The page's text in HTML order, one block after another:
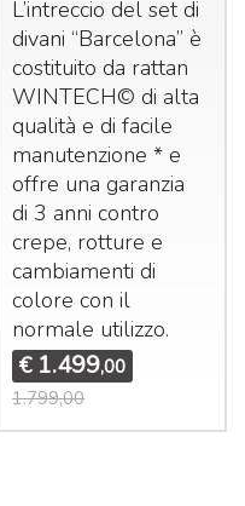
L’intreccio del set di
divani “Barcelona” è
costituito da rattan
WINTECH© di alta
qualità e di facile
manutenzione * e
offre una garanzia
di 3 anni contro
crepe, rotture e
cambiamenti di
colore con il
normale utilizzo.
€ 1.499,00
1.799,00